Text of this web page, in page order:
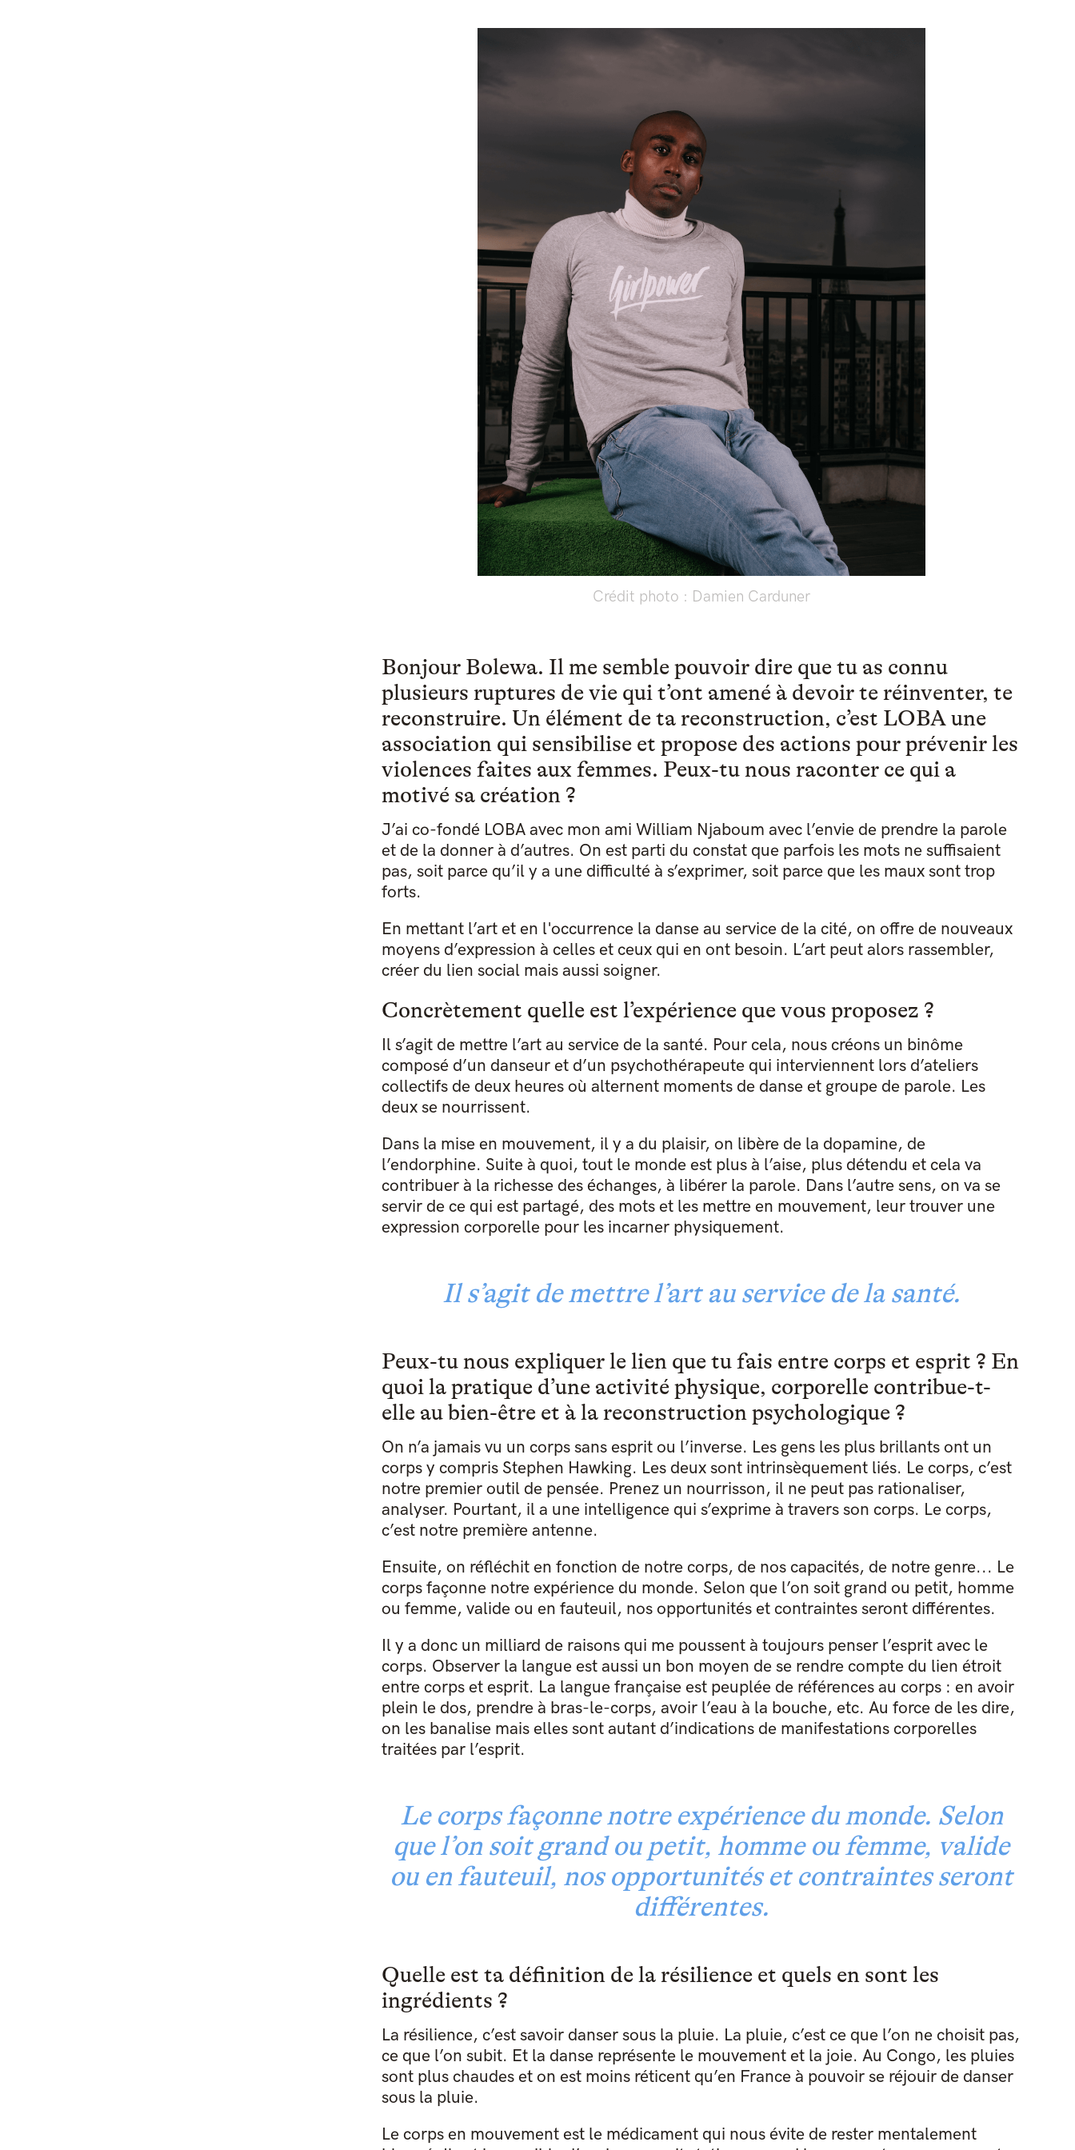
Crédit photo : Damien Carduner
Bonjour Bolewa. Il me semble pouvoir dire que tu as connu
plusieurs ruptures de vie qui t’ont amené à devoir te réinventer, te
reconstruire. Un élément de ta reconstruction, c’est LOBA une
association qui sensibilise et propose des actions pour prévenir les
violences faites aux femmes. Peux-tu nous raconter ce qui a
motivé sa création ?
J’ai co-fondé LOBA avec mon ami William Njaboum avec l’envie de prendre la parole
et de la donner à d’autres. On est parti du constat que parfois les mots ne suffisaient
pas, soit parce qu’il y a une difficulté à s’exprimer, soit parce que les maux sont trop
forts.
En mettant l’art et en l'occurrence la danse au service de la cité, on offre de nouveaux
moyens d’expression à celles et ceux qui en ont besoin. L’art peut alors rassembler,
créer du lien social mais aussi soigner.
Concrètement quelle est l’expérience que vous proposez ?
Il s’agit de mettre l’art au service de la santé. Pour cela, nous créons un binôme
composé d’un danseur et d’un psychothérapeute qui interviennent lors d’ateliers
collectifs de deux heures où alternent moments de danse et groupe de parole. Les
deux se nourrissent.
Dans la mise en mouvement, il y a du plaisir, on libère de la dopamine, de
l’endorphine. Suite à quoi, tout le monde est plus à l’aise, plus détendu et cela va
contribuer à la richesse des échanges, à libérer la parole. Dans l’autre sens, on va se
servir de ce qui est partagé, des mots et les mettre en mouvement, leur trouver une
expression corporelle pour les incarner physiquement.
Il s’agit de mettre l’art au service de la santé.
Peux-tu nous expliquer le lien que tu fais entre corps et esprit ? En
quoi la pratique d’une activité physique, corporelle contribue-t-
elle au bien-être et à la reconstruction psychologique ?
On n’a jamais vu un corps sans esprit ou l’inverse. Les gens les plus brillants ont un
corps y compris Stephen Hawking. Les deux sont intrinsèquement liés. Le corps, c’est
notre premier outil de pensée. Prenez un nourrisson, il ne peut pas rationaliser,
analyser. Pourtant, il a une intelligence qui s’exprime à travers son corps. Le corps,
c’est notre première antenne.
Ensuite, on réfléchit en fonction de notre corps, de nos capacités, de notre genre... Le
corps façonne notre expérience du monde. Selon que l’on soit grand ou petit, homme
ou femme, valide ou en fauteuil, nos opportunités et contraintes seront différentes.
Il y a donc un milliard de raisons qui me poussent à toujours penser l’esprit avec le
corps. Observer la langue est aussi un bon moyen de se rendre compte du lien étroit
entre corps et esprit. La langue française est peuplée de références au corps : en avoir
plein le dos, prendre à bras-le-corps, avoir l’eau à la bouche, etc. Au force de les dire,
on les banalise mais elles sont autant d’indications de manifestations corporelles
traitées par l’esprit.
Le corps façonne notre expérience du monde. Selon
que l’on soit grand ou petit, homme ou femme, valide
ou en fauteuil, nos opportunités et contraintes seront
différentes.
Quelle est ta définition de la résilience et quels en sont les
ingrédients ?
La résilience, c’est savoir danser sous la pluie. La pluie, c’est ce que l’on ne choisit pas,
ce que l’on subit. Et la danse représente le mouvement et la joie. Au Congo, les pluies
sont plus chaudes et on est moins réticent qu’en France à pouvoir se réjouir de danser
sous la pluie.
Le corps en mouvement est le médicament qui nous évite de rester mentalement